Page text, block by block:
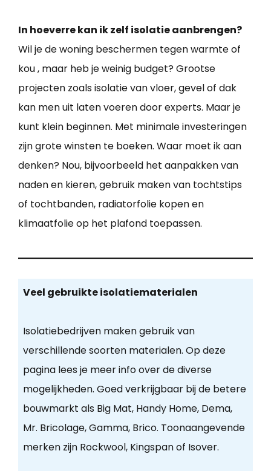
In hoeverre kan ik zelf isolatie aanbrengen?
Wil je de woning beschermen tegen warmte of
kou , maar heb je weinig budget? Grootse
projecten zoals isolatie van vloer, gevel of dak
kan men uit laten voeren door experts. Maar je
kunt klein beginnen. Met minimale investeringen
zijn grote winsten te boeken. Waar moet ik aan
denken? Nou, bijvoorbeeld het aanpakken van
naden en kieren, gebruik maken van tochtstips
of tochtbanden, radiatorfolie kopen en
klimaatfolie op het plafond toepassen.
Veel gebruikte isolatiematerialen
Isolatiebedrijven maken gebruik van
verschillende soorten materialen. Op deze
pagina lees je meer info over de diverse
mogelijkheden. Goed verkrijgbaar bij de betere
bouwmarkt als Big Mat, Handy Home, Dema,
Mr. Bricolage, Gamma, Brico. Toonaangevende
merken zijn Rockwool, Kingspan of Isover.